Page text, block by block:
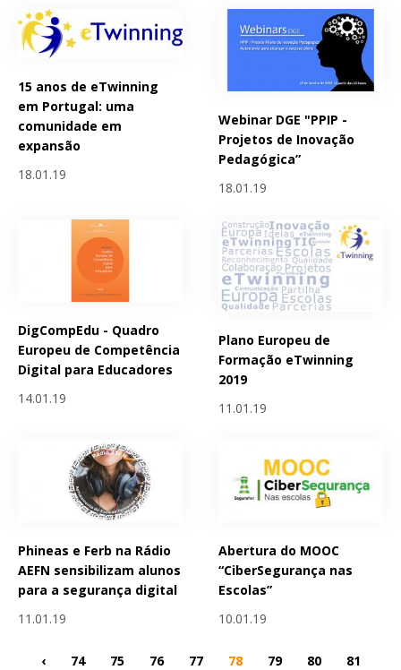
15 anos de eTwinning
em Portugal: uma
comunidade em
expansão
18.01.19
Webinar DGE "PPIP -
Projetos de Inovação
Pedagógica”
18.01.19
DigCompEdu - Quadro
Europeu de Competência
Digital para Educadores
14.01.19
Plano Europeu de
Formação eTwinning
2019
11.01.19
Phineas e Ferb na Rádio
AEFN sensibilizam alunos
para a segurança digital
11.01.19
Abertura do MOOC
“CiberSegurança nas
Escolas”
10.01.19
‹ 74 75 76 77 78 79 80
81